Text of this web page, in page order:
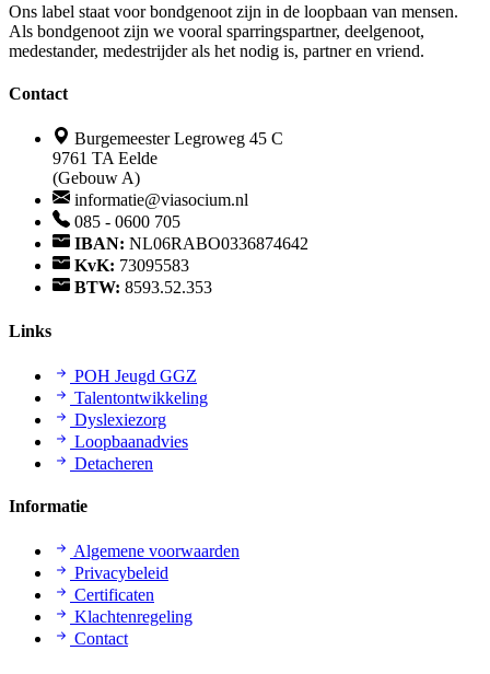
Ons label staat voor bondgenoot zijn in de loopbaan van mensen.
Als bondgenoot zijn we vooral sparringspartner, deelgenoot,
medestander, medestrijder als het nodig is, partner en vriend.
Contact
Burgemeester Legroweg 45 C
9761 TA Eelde
(Gebouw A)
informatie@viasocium.nl
085 - 0600 705
IBAN: NL06RABO0336874642
KvK: 73095583
BTW: 8593.52.353
Links
POH Jeugd GGZ
Talentontwikkeling
Dyslexiezorg
Loopbaanadvies
Detacheren
Informatie
Algemene voorwaarden
Privacybeleid
Certificaten
Klachtenregeling
Contact